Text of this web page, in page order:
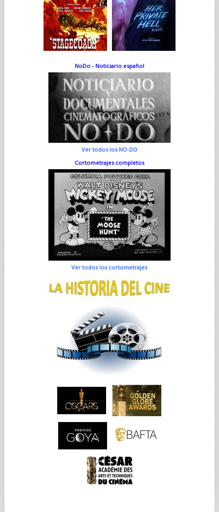
NoDo - Noticiario español
Ver todos los NO-DO
Cortometrajes completos
Ver todos los cortometrajes